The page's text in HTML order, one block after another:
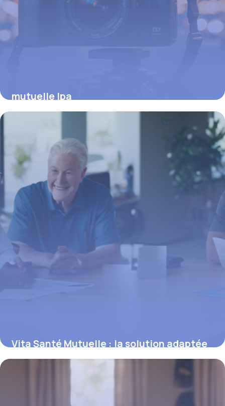
mutuelle lpa
15 juin 2026
Vita Santé Mutuelle : la solution adaptée
pour une protection santé complète